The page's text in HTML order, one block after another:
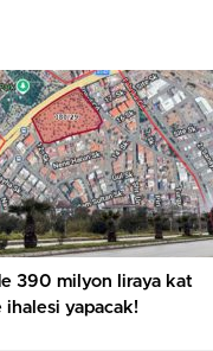
390 milyon liraya kat
ihalesi yapacak!